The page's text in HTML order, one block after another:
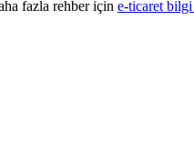
fazla rehber için e-ticaret bilgi